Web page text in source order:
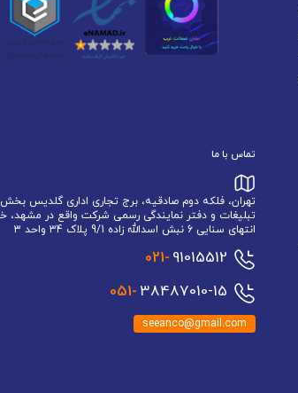
تماس با ما
تهران، فلکه دوم صادقیه، برج تجاری اداری گلدیس
تبلیغات و دفتر نمایندگی رسمی شرکت واقع در مشهد،
انتهای سنایی 6 نبش اسدالله زاده 9/1 پلاک 34 واحد 3
021- 91015512
051- 38487010-15
seeanco@gmail.com